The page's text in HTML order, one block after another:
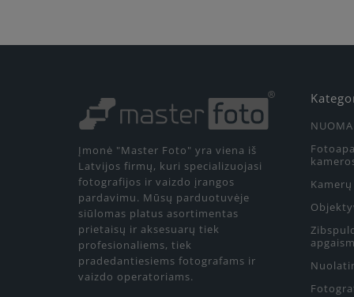
Įmonė "Master Foto" yra viena iš
Latvijos firmų, kuri specializuojasi
fotografijos ir vaizdo įrangos
pardavimu. Mūsų parduotuvėje
siūlomas platus asortimentas
prietaisų ir aksesuarų tiek
profesionaliems, tiek
pradedantiesiems fotografams ir
vaizdo operatoriams.
NUOMA